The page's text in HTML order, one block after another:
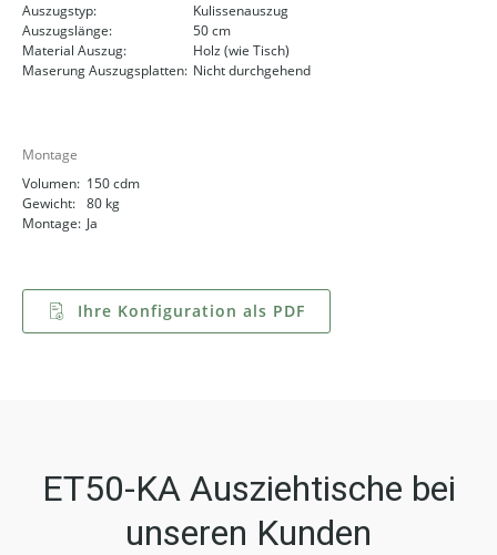
Auszugstyp:
Kulissenauszug
Auszugslänge:
50 cm
Material Auszug:
Holz (wie Tisch)
Maserung Auszugsplatten: Nicht durchgehend
Montage
Volumen: 150 cdm
Gewicht: 80 kg
Montage: Ja
Ihre Konfiguration als PDF
ET50-KA Ausziehtische bei
unseren Kunden